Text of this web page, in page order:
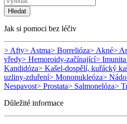
Hledat
Jak si pomoci bez léčiv
> Afty> Astma> Borrelióza> Akné>
vředy> Hemoroidy-začínající> Imunita
Kandidóza> Kašel-dospělí, kuřácký
uzliny-zduření> Mononukleóza>
Nespavost> Prostata> Salmonelóza>
Důležité informace